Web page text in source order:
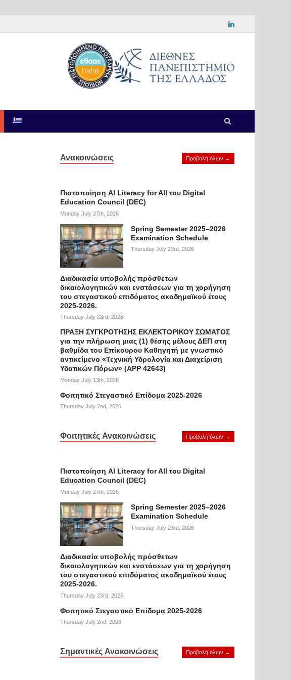
Ανακοινώσεις Προβολή όλων →
Πιστοποίηση AI Literacy for All του Digital
Education Council (DEC)
Monday July 27th, 2026
Spring Semester 2025–2026
Examination Schedule
Thursday July 23rd, 2026
Διαδικασία υποβολής πρόσθετων
δικαιολογητικών και ενστάσεων για τη χορήγηση
του στεγαστικού επιδόματος ακαδημαϊκού έτους
2025-2026.
Thursday July 23rd, 2026
ΠΡΑΞΗ ΣΥΓΚΡΟΤΗΣΗΣ ΕΚΛΕΚΤΟΡΙΚΟΥ ΣΩΜΑΤΟΣ
για την πλήρωση μιας (1) θέσης μέλους ΔΕΠ στη
βαθμίδα του Επίκουρου Καθηγητή με γνωστικό
αντικείμενο «Τεχνική Υδρολογία και Διαχείριση
Υδατικών Πόρων» (APP 42643)
Monday July 13th, 2026
Φοιτητικό Στεγαστικό Επίδομα 2025-2026
Thursday July 2nd, 2026
Φοιτητικές Ανακοινώσεις Προβολή όλων →
Πιστοποίηση AI Literacy for All του Digital
Education Council (DEC)
Monday July 27th, 2026
Spring Semester 2025–2026
Examination Schedule
Thursday July 23rd, 2026
Διαδικασία υποβολής πρόσθετων
δικαιολογητικών και ενστάσεων για τη χορήγηση
του στεγαστικού επιδόματος ακαδημαϊκού έτους
2025-2026.
Thursday July 23rd, 2026
Φοιτητικό Στεγαστικό Επίδομα 2025-2026
Thursday July 2nd, 2026
Σημαντικές Ανακοινώσεις Προβολή όλων →